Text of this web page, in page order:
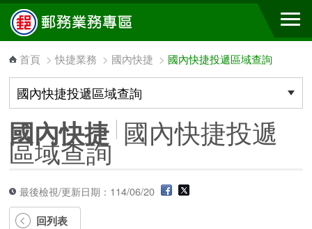
跳到主要內容區塊
首頁 >快捷業務 > 國內快捷 > 國內快捷投遞區域查詢
國內快捷 國內快捷投遞
區域查詢
最後檢視/更新日期：114/06/20
回列表